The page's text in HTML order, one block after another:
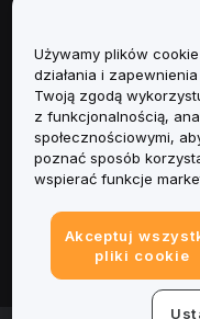
Informacje
Usługi
Obsługa Klienta
Informacje prawne
Używamy plików
działania i
Twoją zgodą
z funkcjonalnością,
społecznościowymi,
poznać sposób
wspierać funkcje
Akceptuj
pliki cookie